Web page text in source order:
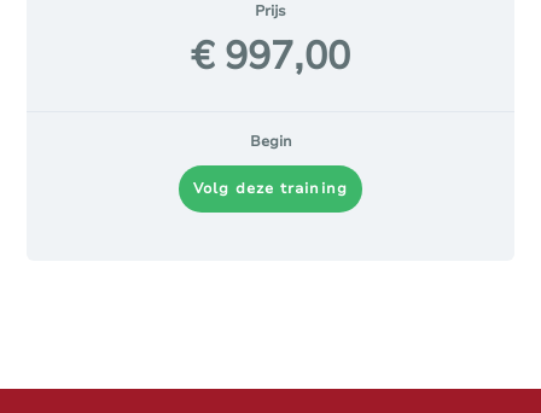
Prijs
€ 997,00
Begin
Volg deze training